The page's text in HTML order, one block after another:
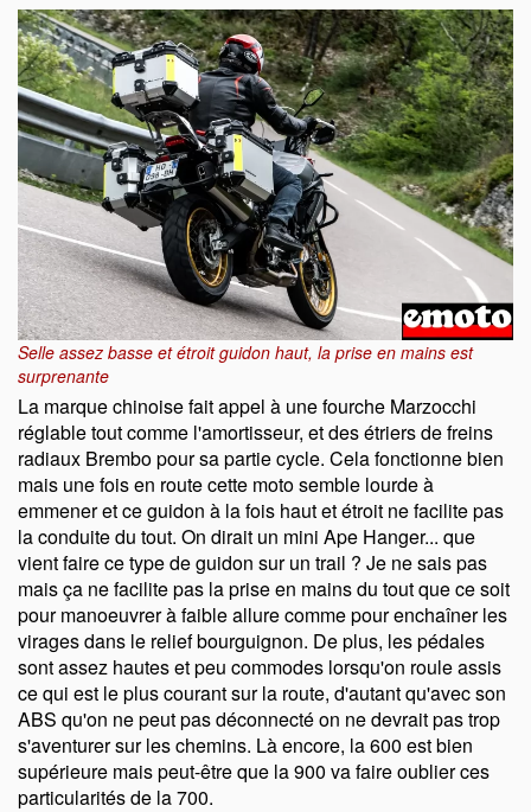
Selle assez basse et étroit guidon haut, la prise en mains est
surprenante
La marque chinoise fait appel à une fourche Marzocchi
réglable tout comme l'amortisseur, et des étriers de freins
radiaux Brembo pour sa partie cycle. Cela fonctionne bien
mais une fois en route cette moto semble lourde à
emmener et ce guidon à la fois haut et étroit ne facilite pas
la conduite du tout. On dirait un mini Ape Hanger... que
vient faire ce type de guidon sur un trail ? Je ne sais pas
mais ça ne facilite pas la prise en mains du tout que ce soit
pour manoeuvrer à faible allure comme pour enchaîner les
virages dans le relief bourguignon. De plus, les pédales
sont assez hautes et peu commodes lorsqu'on roule assis
ce qui est le plus courant sur la route, d'autant qu'avec son
ABS qu'on ne peut pas déconnecté on ne devrait pas trop
s'aventurer sur les chemins. Là encore, la 600 est bien
supérieure mais peut-être que la 900 va faire oublier ces
particularités de la 700.